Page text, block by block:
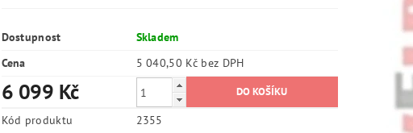
Dostupnost
Skladem
Cena
5 040,50 Kč bez DPH
6 099 Kč
Kód produktu
2355